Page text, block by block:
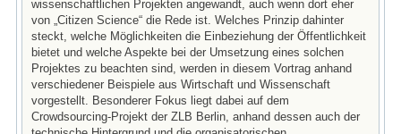
wissenschaftlichen Projekten angewandt, auch wenn dort eher
von „Citizen Science“ die Rede ist. Welches Prinzip dahinter
steckt, welche Möglichkeiten die Einbeziehung der Öffentlichkeit
bietet und welche Aspekte bei der Umsetzung eines solchen
Projektes zu beachten sind, werden in diesem Vortrag anhand
verschiedener Beispiele aus Wirtschaft und Wissenschaft
vorgestellt. Besonderer Fokus liegt dabei auf dem
Crowdsourcing-Projekt der ZLB Berlin, anhand dessen auch der